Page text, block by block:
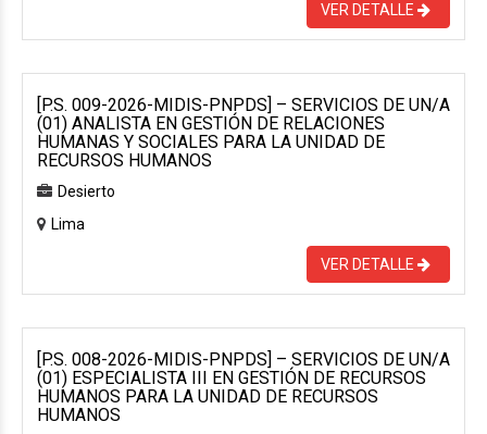
VER DETALLE
[P.S. 009-2026-MIDIS-PNPDS] – SERVICIOS DE UN/A
(01) ANALISTA EN GESTIÓN DE RELACIONES
HUMANAS Y SOCIALES PARA LA UNIDAD DE
RECURSOS HUMANOS
Desierto
Lima
VER DETALLE
[P.S. 008-2026-MIDIS-PNPDS] – SERVICIOS DE UN/A
(01) ESPECIALISTA III EN GESTIÓN DE RECURSOS
HUMANOS PARA LA UNIDAD DE RECURSOS
HUMANOS